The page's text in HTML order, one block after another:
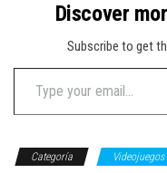
Discover
Subscribe to get
Type your email…
Categoría Videojuegos